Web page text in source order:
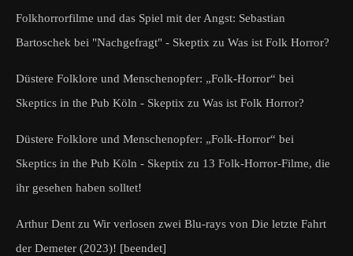
Folkhorrorfilme und das Spiel mit der Angst: Sebastian
Bartoschek bei "Nachgefragt" - Skeptix zu Was ist Folk Horror?
Düstere Folklore und Menschenopfer: „Folk-Horror“ bei
Skeptics in the Pub Köln - Skeptix zu Was ist Folk Horror?
Düstere Folklore und Menschenopfer: „Folk-Horror“ bei
Skeptics in the Pub Köln - Skeptix zu 13 Folk-Horror-Filme, die
ihr gesehen haben solltet!
Arthur Dent zu Wir verlosen zwei Blu-rays von Die letzte Fahrt
der Demeter (2023)! [beendet]